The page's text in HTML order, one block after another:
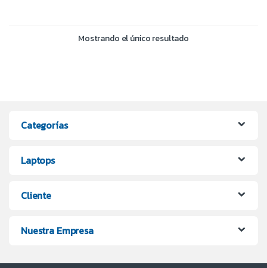
Mostrando el único resultado
Categorías
Laptops
Cliente
Nuestra Empresa